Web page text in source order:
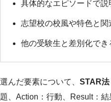
具体的なエピソードで説
志望校の校風や特色と
他の受験生と差別化でき
選んだ要素について、 STAR法
題、Action：行動、Result：